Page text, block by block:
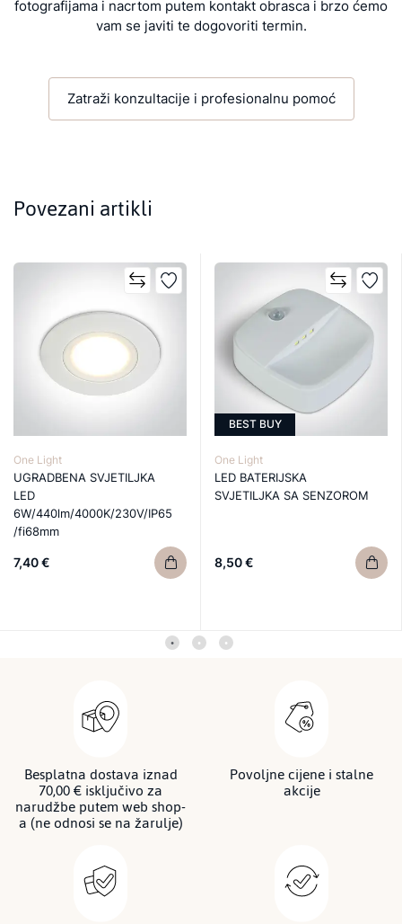
fotografijama i nacrtom putem kontakt obrasca i brzo ćemo
vam se javiti te dogovoriti termin.
Zatraži konzultacije i profesionalnu pomoć
Povezani artikli
One Light
UGRADBENA SVJETILJKA
LED
6W/440lm/4000K/230V/IP65
/fi68mm
7,40 €
BEST BUY
One Light
LED BATERIJSKA
SVJETILJKA SA SENZOROM
8,50 €
Besplatna dostava iznad
70,00 € isključivo za
narudžbe putem web shop-
a (ne odnosi se na žarulje)
Povoljne cijene i stalne
akcije